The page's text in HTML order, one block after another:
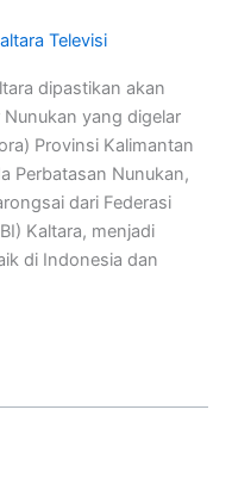
Televisi
dipastikan akan
yang digelar
Provinsi Kalimantan
Perbatasan Nunukan,
dari Federasi
Kaltara, menjadi
di Indonesia dan